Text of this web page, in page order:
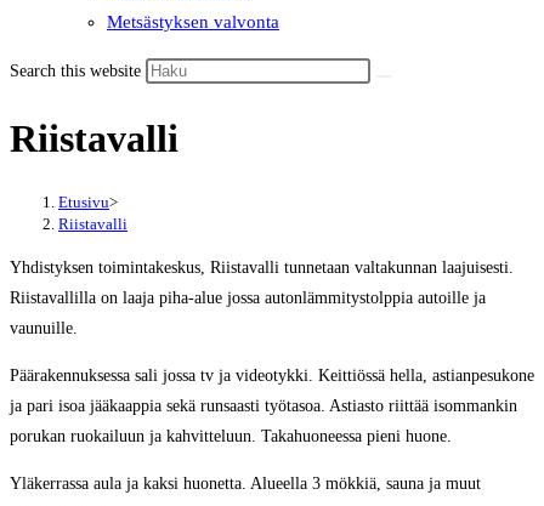
Metsästyksen valvonta
Search this website
Riistavalli
Etusivu>
Riistavalli
Yhdistyksen toimintakeskus, Riistavalli tunnetaan valtakunnan laajuisesti.
Riistavallilla on laaja piha-alue jossa autonlämmitystolppia autoille ja
vaunuille.
Päärakennuksessa sali jossa tv ja videotykki. Keittiössä hella, astianpesukone
ja pari isoa jääkaappia sekä runsaasti työtasoa. Astiasto riittää isommankin
porukan ruokailuun ja kahvitteluun. Takahuoneessa pieni huone.
Yläkerrassa aula ja kaksi huonetta. Alueella 3 mökkiä, sauna ja muut